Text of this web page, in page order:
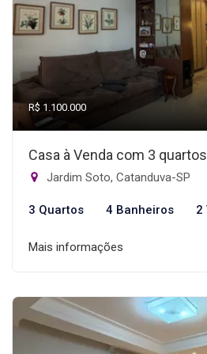
R$ 1.100.000
Casa à Venda com 3
Jardim Soto, Catanduva-SP
3 Quartos 4 Banheiros 2
Mais informações